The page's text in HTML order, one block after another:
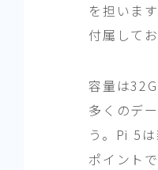
を担いま
付属して
容量は
多くのデ
う。Pi 5
ポイントで